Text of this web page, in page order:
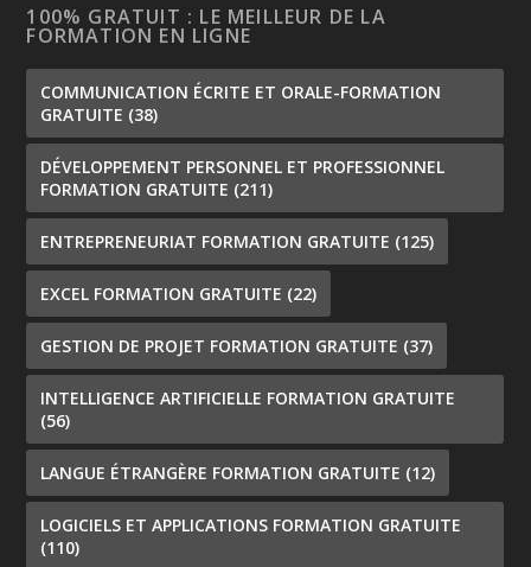
100% GRATUIT : LE MEILLEUR DE LA
FORMATION EN LIGNE
COMMUNICATION ÉCRITE ET ORALE-FORMATION
GRATUITE (38)
DÉVELOPPEMENT PERSONNEL ET PROFESSIONNEL
FORMATION GRATUITE (211)
ENTREPRENEURIAT FORMATION GRATUITE (125)
EXCEL FORMATION GRATUITE (22)
GESTION DE PROJET FORMATION GRATUITE (37)
INTELLIGENCE ARTIFICIELLE FORMATION GRATUITE
(56)
LANGUE ÉTRANGÈRE FORMATION GRATUITE (12)
LOGICIELS ET APPLICATIONS FORMATION GRATUITE
(110)